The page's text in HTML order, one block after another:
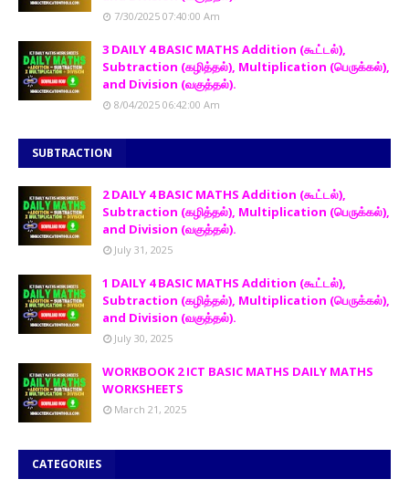
7/30/2025 07:40:00 Am
3 DAILY 4 BASIC MATHS Addition (கூட்டல்),
Subtraction (கழித்தல்), Multiplication (பெருக்கல்),
and Division (வகுத்தல்).
8/04/2025 06:42:00 Am
SUBTRACTION
2 DAILY 4 BASIC MATHS Addition (கூட்டல்),
Subtraction (கழித்தல்), Multiplication (பெருக்கல்),
and Division (வகுத்தல்).
July 31, 2025
1 DAILY 4 BASIC MATHS Addition (கூட்டல்),
Subtraction (கழித்தல்), Multiplication (பெருக்கல்),
and Division (வகுத்தல்).
July 30, 2025
WORKBOOK 2 ICT BASIC MATHS DAILY MATHS
WORKSHEETS
March 21, 2025
CATEGORIES